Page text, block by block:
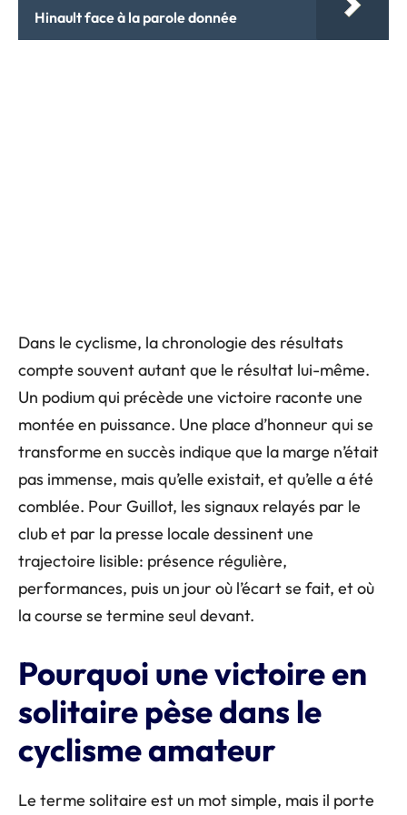
Hinault face à la parole donnée
Dans le cyclisme, la chronologie des résultats
compte souvent autant que le résultat lui-même.
Un podium qui précède une victoire raconte une
montée en puissance. Une place d’honneur qui se
transforme en succès indique que la marge n’était
pas immense, mais qu’elle existait, et qu’elle a été
comblée. Pour Guillot, les signaux relayés par le
club et par la presse locale dessinent une
trajectoire lisible: présence régulière,
performances, puis un jour où l’écart se fait, et où
la course se termine seul devant.
Pourquoi une victoire en
solitaire pèse dans le
cyclisme amateur
Le terme solitaire est un mot simple, mais il porte